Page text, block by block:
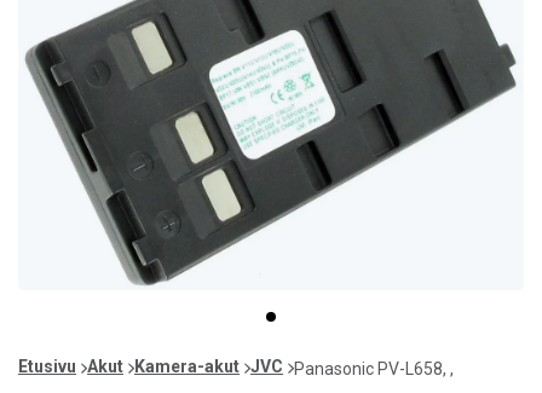
item
0
of
Etusivu Akut Kamera-akut JVC Panasonic PV-L658, ,